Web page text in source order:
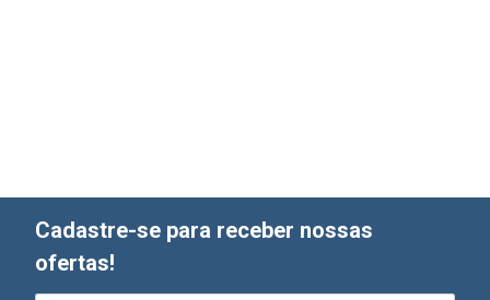
Cadastre-se para receber nossas
ofertas!